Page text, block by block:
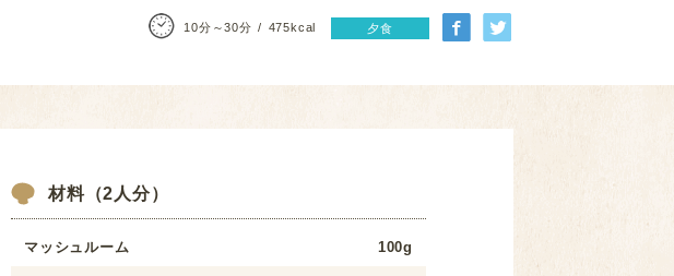
10分～30分 475kcal 夕食
材料（2人分）
マッシュルーム 100g